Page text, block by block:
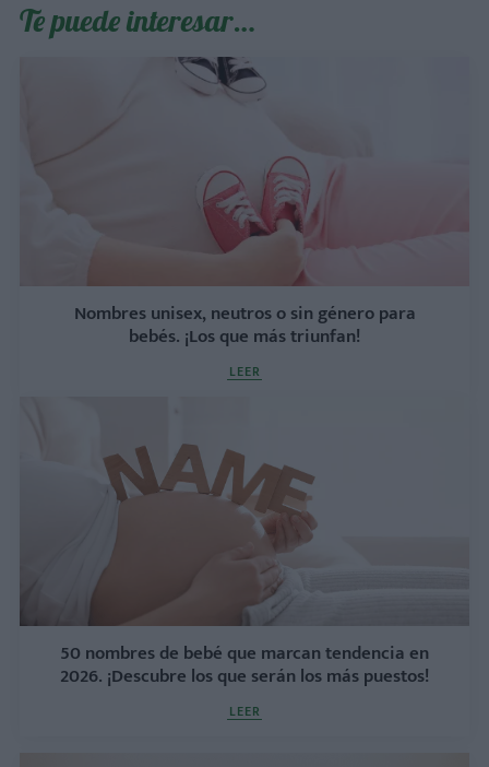
Te puede interesar…
Nombres unisex, neutros o sin género para
bebés. ¡Los que más triunfan!
LEER
50 nombres de bebé que marcan tendencia en
2026. ¡Descubre los que serán los más puestos!
LEER